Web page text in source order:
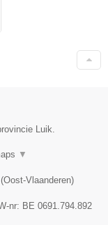
Luik.
▼
(Oost-Vlaanderen)
nr: BE 0691.794.892